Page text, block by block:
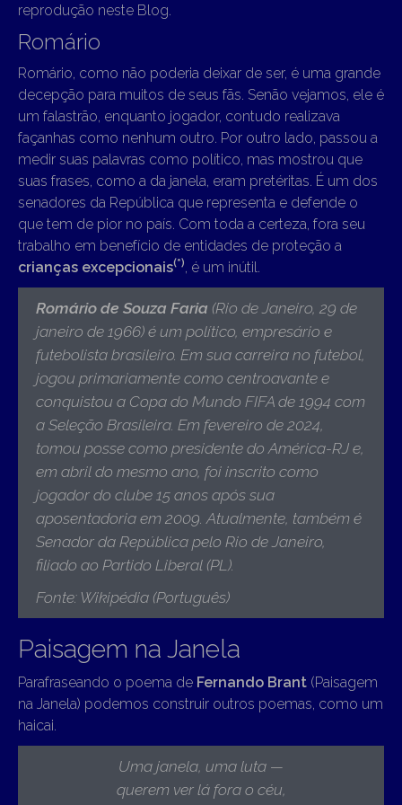
reprodução neste Blog.
Romário
Romário, como não poderia deixar de ser, é uma grande
decepção para muitos de seus fãs. Senão vejamos, ele é
um falastrão, enquanto jogador, contudo realizava
façanhas como nenhum outro. Por outro lado, passou a
medir suas palavras como político, mas mostrou que
suas frases, como a da janela, eram pretéritas. É um dos
senadores da República que representa e defende o
que tem de pior no país. Com toda a certeza, fora seu
trabalho em benefício de entidades de proteção a
crianças excepcionais(*), é um inútil.
Romário de Souza Faria (Rio de Janeiro, 29 de
janeiro de 1966) é um político, empresário e
futebolista brasileiro. Em sua carreira no futebol,
jogou primariamente como centroavante e
conquistou a Copa do Mundo FIFA de 1994 com
a Seleção Brasileira. Em fevereiro de 2024,
tomou posse como presidente do América-RJ e,
em abril do mesmo ano, foi inscrito como
jogador do clube 15 anos após sua
aposentadoria em 2009. Atualmente, também é
Senador da República pelo Rio de Janeiro,
filiado ao Partido Liberal (PL)
Fonte: Wikipédia (Português)
Paisagem na Janela
Parafraseando o poema de Fernando Brant (Paisagem
na Janela) podemos construir outros poemas, como um
haicai.
Uma janela, uma luta —
querem ver lá fora o céu,